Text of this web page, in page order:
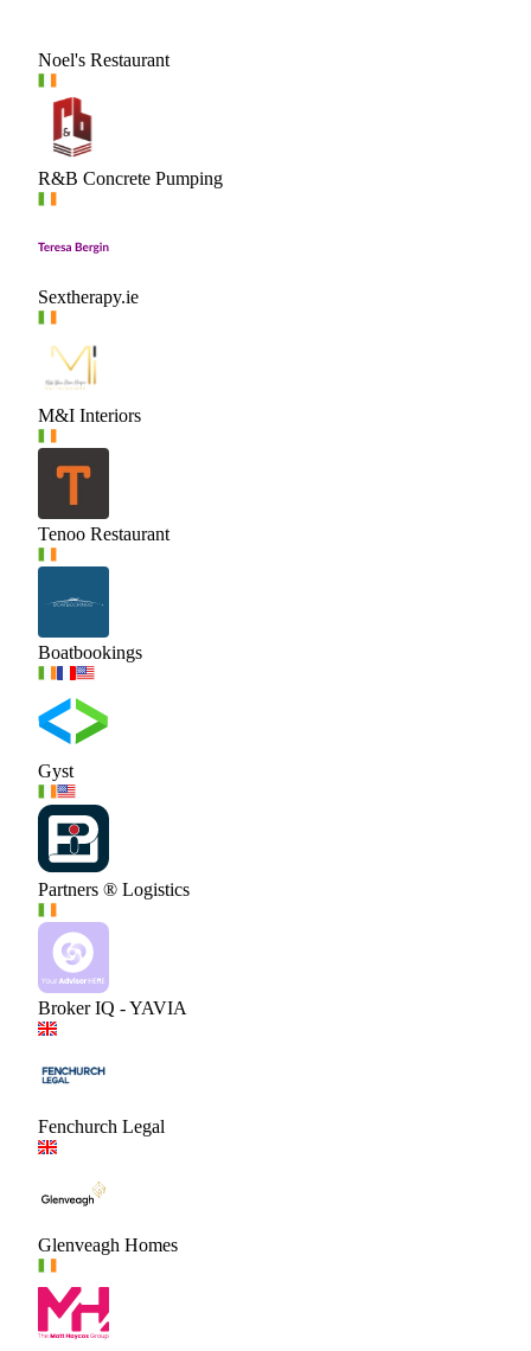
Noel's Restaurant
R&B Concrete Pumping
Sextherapy.ie
M&I Interiors
Tenoo Restaurant
Boatbookings
Gyst
Partners ® Logistics
Broker IQ - YAVIA
Fenchurch Legal
Glenveagh Homes